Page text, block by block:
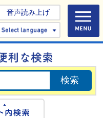
音声読み上げ
Select
索